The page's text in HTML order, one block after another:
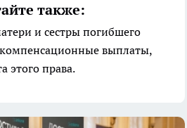
также:
и сестры погибшего
выплаты,
этого права.